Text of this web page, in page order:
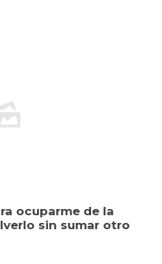
ocuparme de la
sin sumar otro